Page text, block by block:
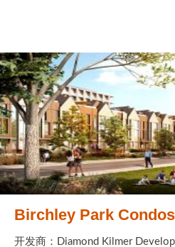
Birchley Park
开发商：Diamond Kilmer